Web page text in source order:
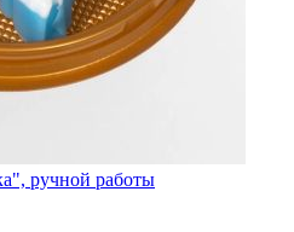
ручной работы